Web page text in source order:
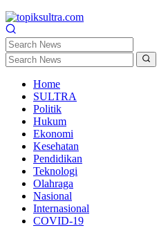
Home
SULTRA
Politik
Hukum
Ekonomi
Kesehatan
Pendidikan
Teknologi
Olahraga
Nasional
Internasional
COVID-19